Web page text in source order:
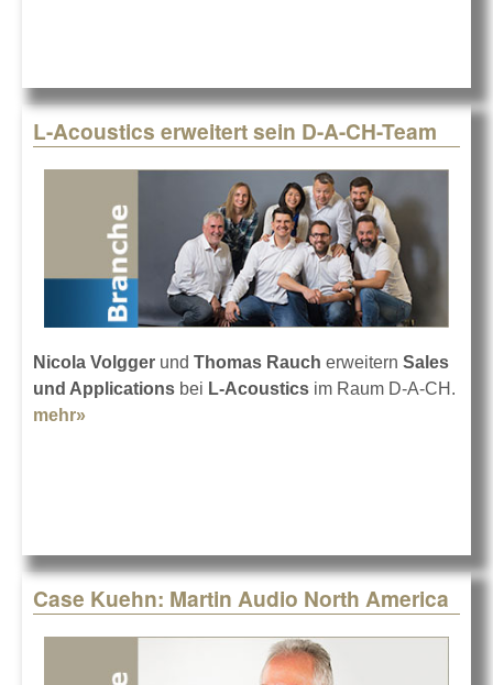
L-Acoustics erweitert sein D-A-CH-Team
Nicola Volgger und Thomas Rauch erweitern Sales
und Applications bei L-Acoustics im Raum D-A-CH.
mehr»
Case Kuehn: Martin Audio North America